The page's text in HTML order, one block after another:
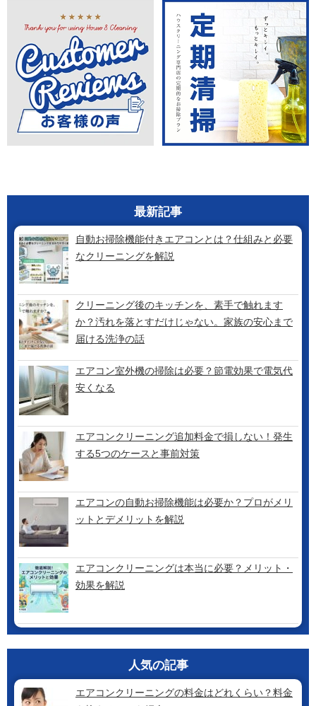
最新記事
自動お掃除機能付きエアコンとは？仕組みと必要
なクリーニングを解説
クリーニング後のキッチンを、素手で触れます
か？汚れを落とすだけじゃない。家族の安心まで
届ける洗浄の話
エアコン室外機の掃除は必要？節電効果で電気代
安くなる
エアコンクリーニング追加料金で損しない！発生
する5つのケースと事前対策
エアコンの自動お掃除機能は必要か？プロがメリ
ットとデメリットを解説
エアコンクリーニングは本当に必要？メリット・
効果を解説
人気の記事
エアコンクリーニングの料金はどれくらい？料金